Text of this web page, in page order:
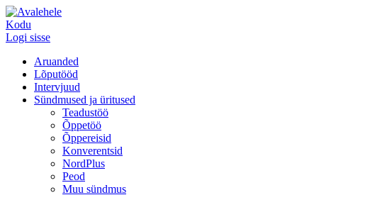
Kodu
Logi sisse
Aruanded
Lõputööd
Intervjuud
Sündmused ja üritused
Teadustöö
Õppetöö
Õppereisid
Konverentsid
NordPlus
Peod
Muu sündmus